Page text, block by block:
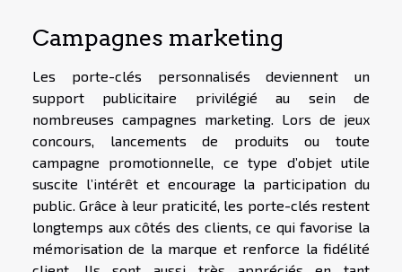
Campagnes marketing
Les porte-clés personnalisés deviennent un
support publicitaire privilégié au sein de
nombreuses campagnes marketing. Lors de jeux
concours, lancements de produits ou toute
campagne promotionnelle, ce type d’objet utile
suscite l’intérêt et encourage la participation du
public. Grâce à leur praticité, les porte-clés restent
longtemps aux côtés des clients, ce qui favorise la
mémorisation de la marque et renforce la fidélité